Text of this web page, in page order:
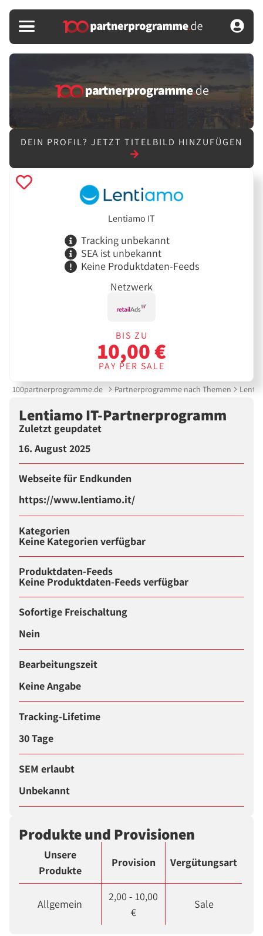
DEIN PROFIL? JETZT TITELBILD HINZUFÜGEN
Lentiamo IT
Tracking unbekannt
SEA ist unbekannt
Keine Produktdaten-Feeds
Netzwerk
BIS ZU
10,00 €
PAY PER SALE
100partnerprogramme.de Partnerprogramme nach Themen
Lentiamo IT-Partnerprogramm
Zuletzt geupdatet
16. August 2025
Webseite für Endkunden
https://www.lentiamo.it/
Kategorien
Keine Kategorien verfügbar
Produktdaten-Feeds
Keine Produktdaten-Feeds verfügbar
Sofortige Freischaltung
Nein
Bearbeitungszeit
Keine Angabe
Tracking-Lifetime
30 Tage
SEM erlaubt
Unbekannt
Produkte und Provisionen
Unsere
Produkte
Provision Vergütungsart
Allgemein
2,00 - 10,00
€
Sale